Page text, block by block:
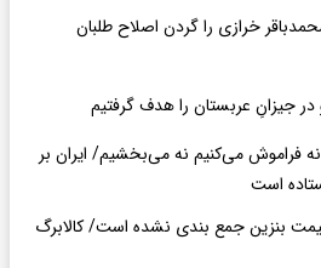
خرازی را گردن اصلاح طلبان
در جیزانِ عربستان را هدف گرفتیم
فراموش می‌کنیم نه می‌بخشیم/ ایران بر
است
بنزین جمع بندی نشده است/ کالابرگ